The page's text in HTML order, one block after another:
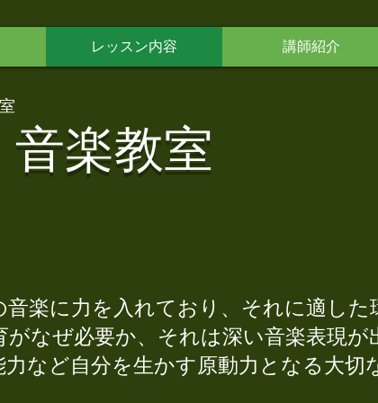
レッスン内容 講師紹介
音楽教室
音楽に力を入れており、それに適し
なぜ必要か、それは深い音楽表現
など自分を生かす原動力となる大切